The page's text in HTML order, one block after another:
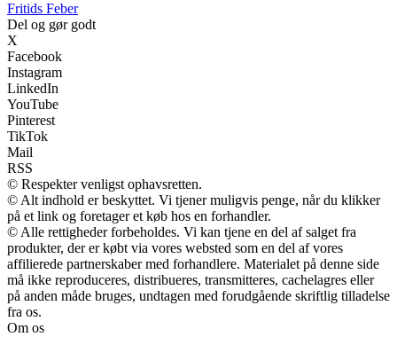
Fritids Feber
Del og gør godt
X
Facebook
Instagram
LinkedIn
YouTube
Pinterest
TikTok
Mail
RSS
© Respekter venligst ophavsretten.
© Alt indhold er beskyttet. Vi tjener muligvis penge, når du klikker
på et link og foretager et køb hos en forhandler.
© Alle rettigheder forbeholdes. Vi kan tjene en del af salget fra
produkter, der er købt via vores websted som en del af vores
affilierede partnerskaber med forhandlere. Materialet på denne side
må ikke reproduceres, distribueres, transmitteres, cachelagres eller
på anden måde bruges, undtagen med forudgående skriftlig tilladelse
fra os.
Om os